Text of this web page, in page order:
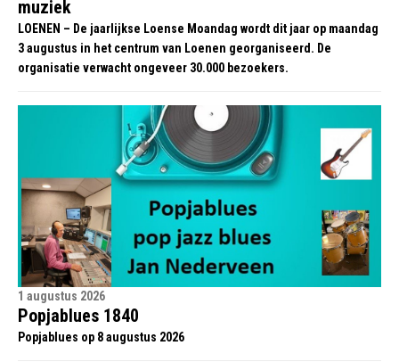
muziek
LOENEN – De jaarlijkse Loense Moandag wordt dit jaar op maandag
3 augustus in het centrum van Loenen georganiseerd. De
organisatie verwacht ongeveer 30.000 bezoekers.
1 augustus 2026
Popjablues 1840
Popjablues op 8 augustus 2026